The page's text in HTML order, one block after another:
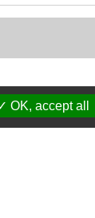
OK, accept all